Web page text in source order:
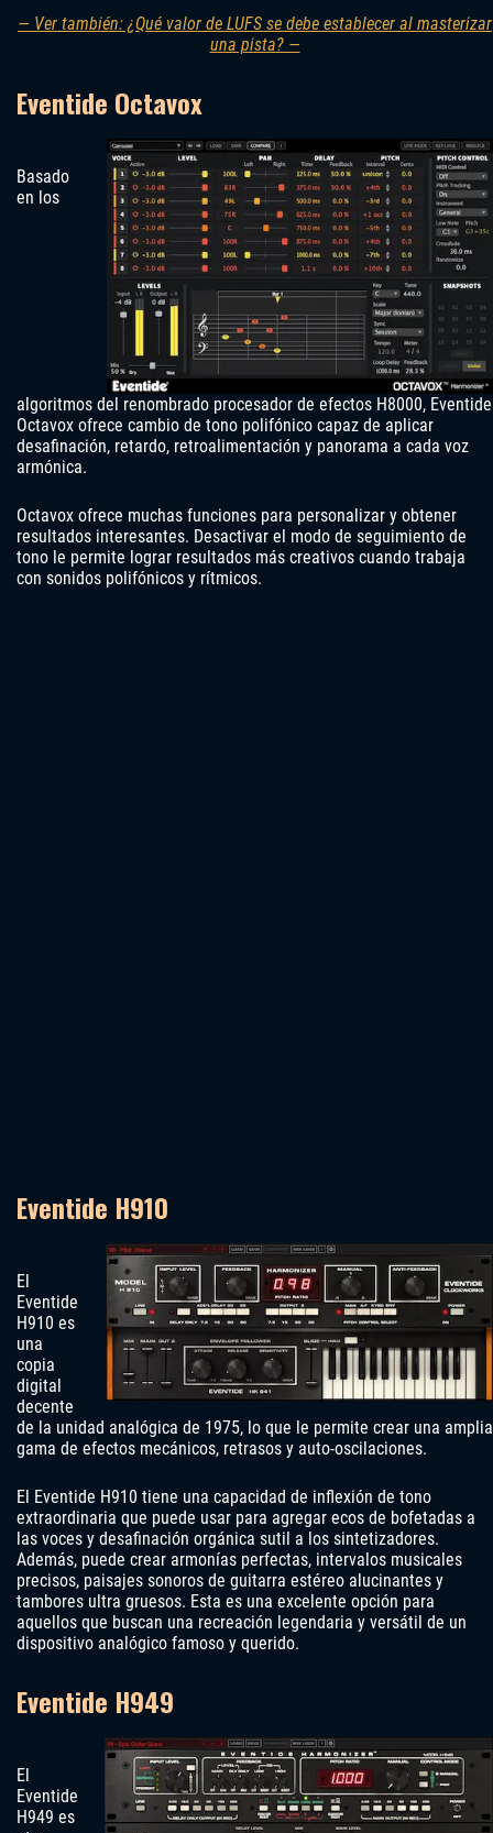
— Ver también: ¿Qué valor de LUFS se debe establecer al masterizar
una pista? —
Eventide Octavox
Basado
en los
algoritmos del renombrado procesador de efectos H8000, Eventide
Octavox ofrece cambio de tono polifónico capaz de aplicar
desafinación, retardo, retroalimentación y panorama a cada voz
armónica.
Octavox ofrece muchas funciones para personalizar y obtener
resultados interesantes. Desactivar el modo de seguimiento de
tono le permite lograr resultados más creativos cuando trabaja
con sonidos polifónicos y rítmicos.
Eventide H910
El
Eventide
H910 es
una
copia
digital
decente
de la unidad analógica de 1975, lo que le permite crear una amplia
gama de efectos mecánicos, retrasos y auto-oscilaciones.
El Eventide H910 tiene una capacidad de inflexión de tono
extraordinaria que puede usar para agregar ecos de bofetadas a
las voces y desafinación orgánica sutil a los sintetizadores.
Además, puede crear armonías perfectas, intervalos musicales
precisos, paisajes sonoros de guitarra estéreo alucinantes y
tambores ultra gruesos. Esta es una excelente opción para
aquellos que buscan una recreación legendaria y versátil de un
dispositivo analógico famoso y querido.
Eventide H949
El
Eventide
H949 es